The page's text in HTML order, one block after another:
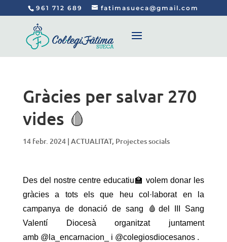
961 712 689 fatimasueca@gmail.com
Gràcies per salvar 270
vides 🩸
14 febr. 2024| ACTUALITAT, Projectes socials
Des del nostre centre educatiu🏫 volem donar les
gràcies a tots els que heu col·laborat en la
campanya de donació de sang 🩸del III Sang
Valentí Diocesà organitzat juntament
amb @la_encarnacion_ i @colegiosdiocesanos.